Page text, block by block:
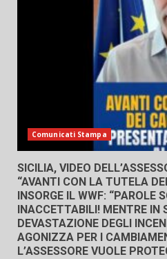
Comunicati Stampa
SICILIA, VIDEO
“AVANTI CON LA TUTELA
INSORGE IL WWF: “PAROLE
INACCETTABILI! MENTRE
DEVASTAZIONE DEGLI
AGONIZZA PER I
L’ASSESSORE VUOLE